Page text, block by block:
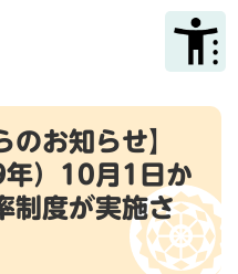
して本文へ
のお知らせ】
）10月1日か
制度が実施さ